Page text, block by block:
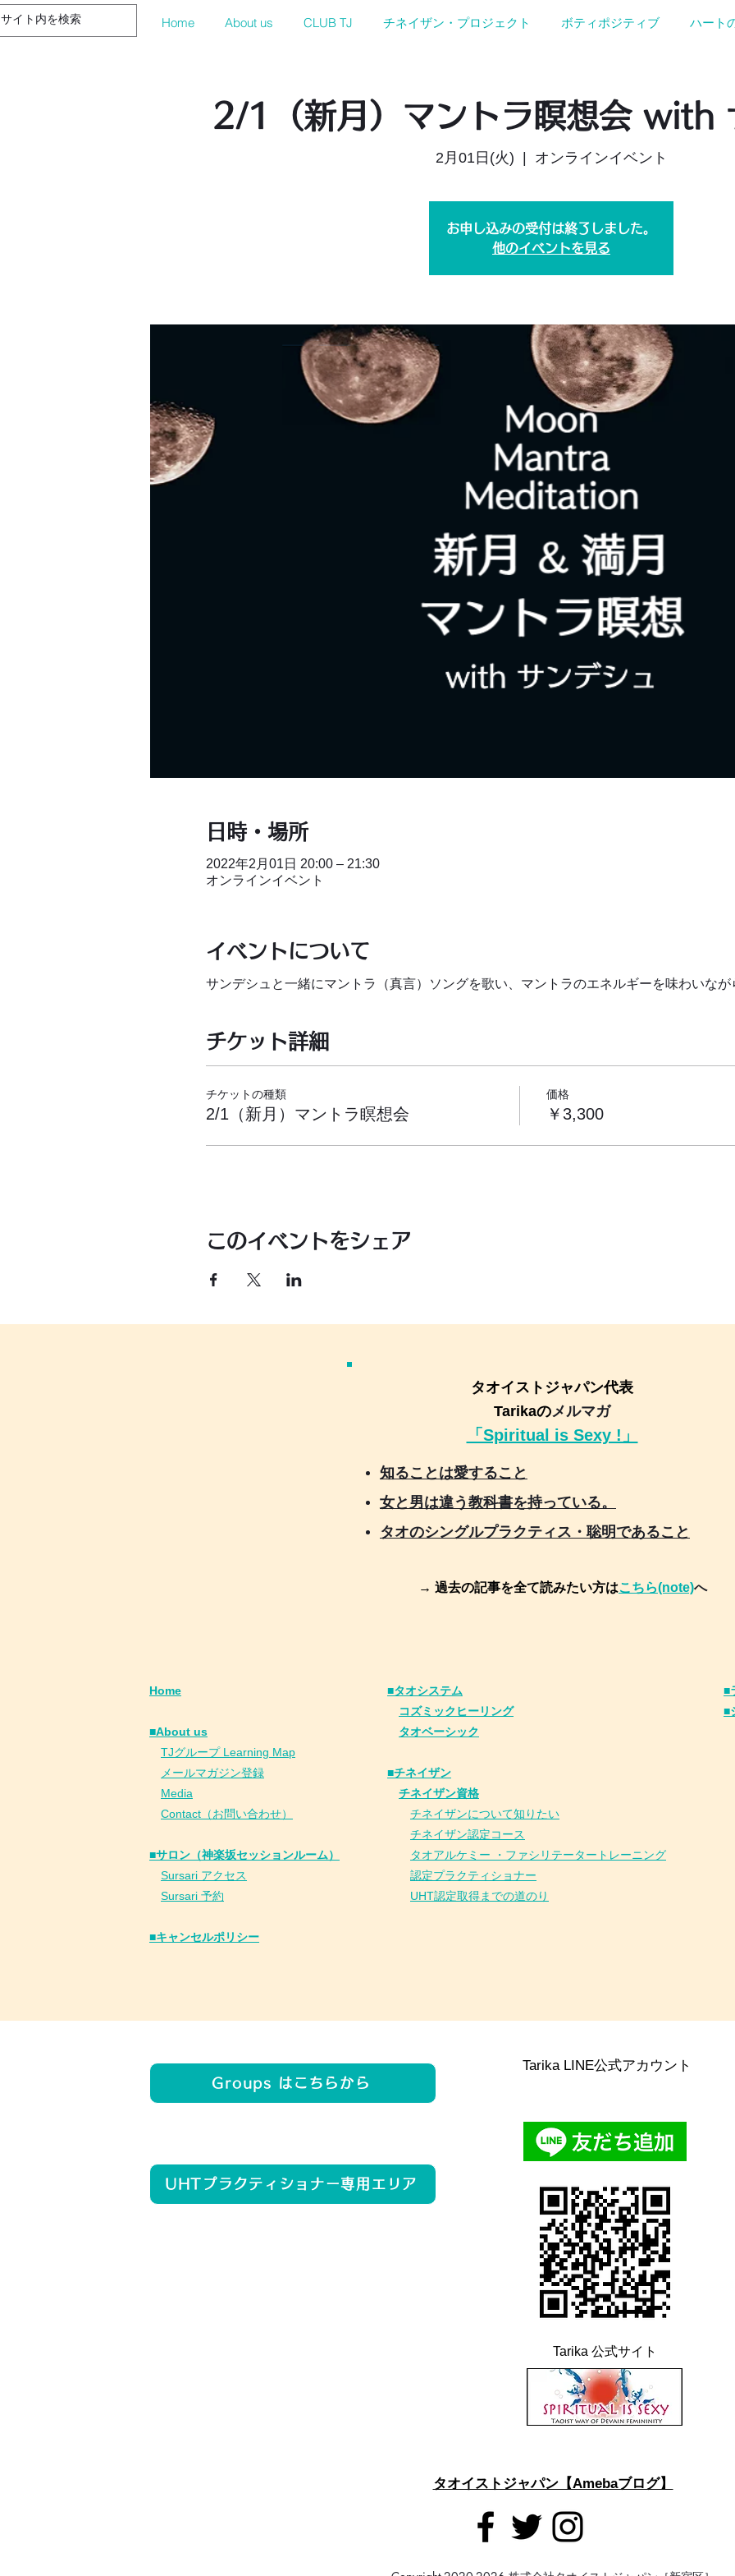
Home About us CLUB TJ チネイザン・プロジェクト ボティポジティブ ハート
2/1（新月）マントラ瞑想会 with
2月01日(火) オンラインイベント
お申し込みの受付は終了しました。
他のイベントを見る
日時・場所
2022年2月01日 20:00 – 21:30
オンラインイベント
イベントについて
サンデシュと一緒にマントラ（真言）ソングを歌い、マントラのエネルギーを味わいなが
チケット詳細
チケットの種類
2/1（新月）マントラ瞑想会
価格
￥3,300
このイベントをシェア
タオイストジャパン代表
Tarikaのメルマガ
「Spiritual is Sexy !」
知ることは愛すること
女と男は違う教科書を持っている。
タオのシングルプラクティス・聡明であること
→ 過去の記事を全て読みたい方はこちら(note)へ
Home
■About us
TJグループ Learning Map
メールマガジン登録
Media
Contact（お問い合わせ）
■サロン（神楽坂セッションルーム）
Sursari アクセス
Sursari 予約
​■キャンセルポリシー
■タオシステム
コズミックヒーリング
タオベーシック
■チネイザン
チネイザン資格
チネイザンについて知りたい
チネイザン認定コース
タオアルケミー ・ファシリテータートレーニング
認定プラクティショナー
UHT認定取得までの道のり
■
■
Groups はこちらから
UHTプラクティショナー専用エリア
Tarika LINE公式アカウント
Tarika 公式サイト
タオイストジャパン【Amebaブログ】